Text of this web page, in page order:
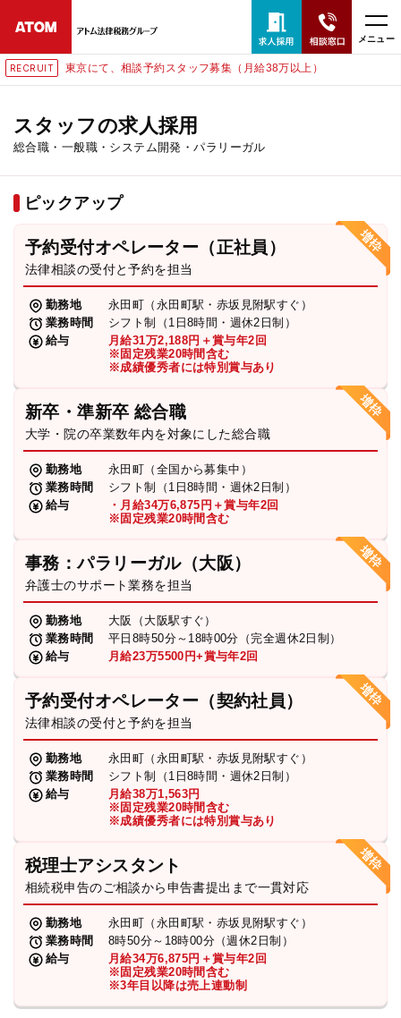
メニュー
RECRUIT 東京にて、相談予約スタッフ募集（月給38万以上）
スタッフの求人採用
総合職・一般職・システム開発・パラリーガル
ピックアップ
予約受付オペレーター（正社員）
法律相談の受付と予約を担当
勤務地
永田町（永田町駅・赤坂見附駅すぐ）
業務時間
シフト制（1日8時間・週休2日制）
給与
月給31万2,188円＋賞与年2回
※固定残業20時間含む
※成績優秀者には特別賞与あり
新卒・準新卒 総合職
大学・院の卒業数年内を対象にした総合職
勤務地
永田町（全国から募集中）
業務時間
シフト制（1日8時間・週休2日制）
給与
・月給34万6,875円＋賞与年2回
※固定残業20時間含む
事務：パラリーガル（大阪）
弁護士のサポート業務を担当
勤務地
大阪（大阪駅すぐ）
業務時間
平日8時50分～18時00分（完全週休2日制）
給与
月給23万5500円+賞与年2回
予約受付オペレーター（契約社員）
法律相談の受付と予約を担当
勤務地
永田町（永田町駅・赤坂見附駅すぐ）
業務時間
シフト制（1日8時間・週休2日制）
給与
月給38万1,563円
※固定残業20時間含む
※成績優秀者には特別賞与あり
税理士アシスタント
相続税申告のご相談から申告書提出まで一貫対応
勤務地
永田町（永田町駅・赤坂見附駅すぐ）
業務時間
8時50分～18時00分（週休2日制）
給与
月給34万6,875円＋賞与年2回
※固定残業20時間含む
※3年目以降は売上連動制
24時間365日全国対応
無料相談窓口はこちら
ホーム
取扱分野
解決実績
弁護士・税理士
費用
求人採用
お知らせ
特設サイト
相談先情報サイト
プライバシーポリシー
TikTok受賞 定義集 動画集